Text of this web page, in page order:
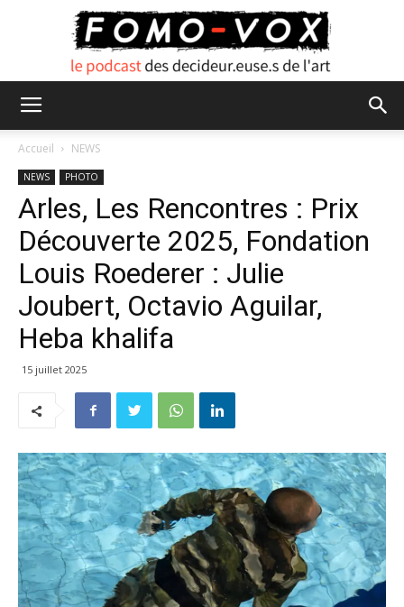
Accueil NEWS
NEWS PHOTO
Arles, Les Rencontres : Prix
Découverte 2025, Fondation
Louis Roederer : Julie
Joubert, Octavio Aguilar,
Heba khalifa
15 juillet 2025